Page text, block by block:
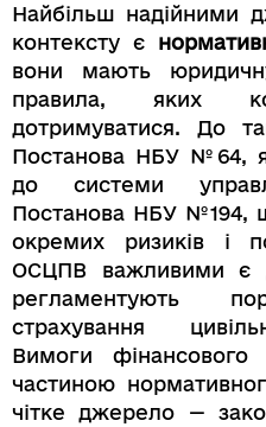
Найбільш надійними
контексту є
вони мають
правила, яких
дотримуватися. До
Постанова НБУ №64,
до системи
Постанова НБУ №194,
окремих ризиків і
ОСЦПВ важливими є
регламентують
страхування
Вимоги
частиною
чітке джерело —